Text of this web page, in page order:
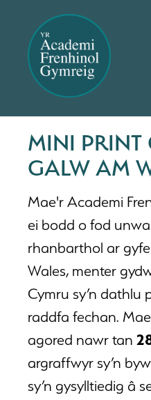
MINI PRINT
GALW AM
Mae'r Academi
ei bodd o fod
rhanbarthol ar
Wales, menter
Cymru sy’n dathlu
raddfa fechan.
agored nawr tan
argraffwyr sy’n
sy’n gysylltiedig â